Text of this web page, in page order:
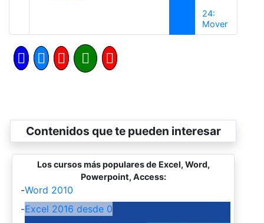
24:
MoverSiguiente
Contenidos que te pueden interesar
Los cursos más populares de Excel, Word,
Powerpoint, Access:
-Word 2010
-Excel 2016 desde 0